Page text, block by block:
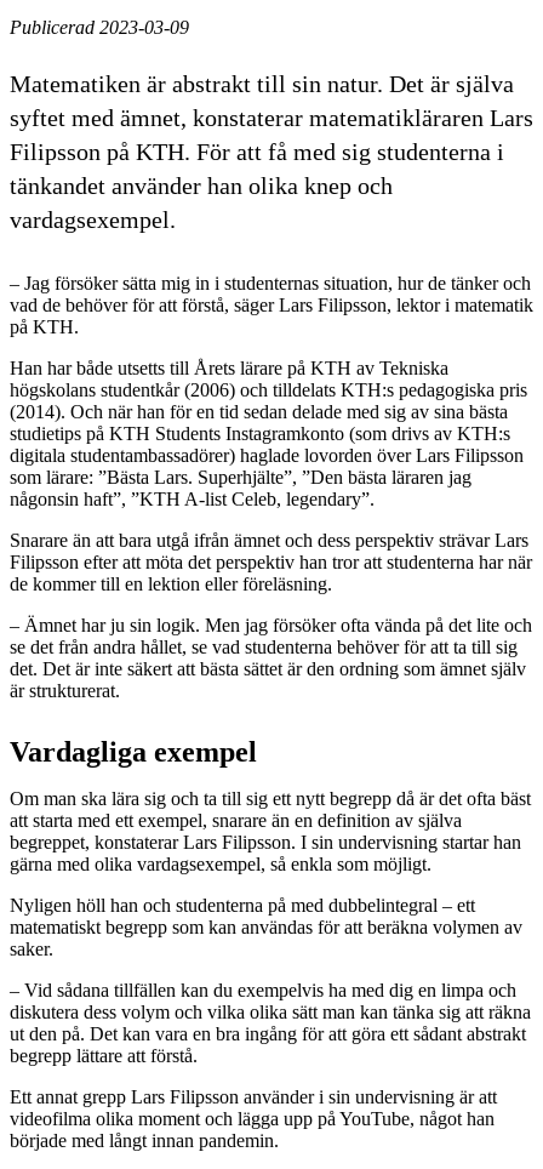
Publicerad 2023-03-09
Matematiken är abstrakt till sin natur. Det är själva
syftet med ämnet, konstaterar matematikläraren Lars
Filipsson på KTH. För att få med sig studenterna i
tänkandet använder han olika knep och
vardagsexempel.
– Jag försöker sätta mig in i studenternas situation, hur de tänker och
vad de behöver för att förstå, säger Lars Filipsson, lektor i matematik
på KTH.
Han har både utsetts till Årets lärare på KTH av Tekniska
högskolans studentkår (2006) och tilldelats KTH:s pedagogiska pris
(2014). Och när han för en tid sedan delade med sig av sina bästa
studietips på KTH Students Instagramkonto (som drivs av KTH:s
digitala studentambassadörer) haglade lovorden över Lars Filipsson
som lärare: ”Bästa Lars. Superhjälte”, ”Den bästa läraren jag
någonsin haft”, ”KTH A-list Celeb, legendary”.
Snarare än att bara utgå ifrån ämnet och dess perspektiv strävar Lars
Filipsson efter att möta det perspektiv han tror att studenterna har när
de kommer till en lektion eller föreläsning.
– Ämnet har ju sin logik. Men jag försöker ofta vända på det lite och
se det från andra hållet, se vad studenterna behöver för att ta till sig
det. Det är inte säkert att bästa sättet är den ordning som ämnet själv
är strukturerat.
Vardagliga exempel
Om man ska lära sig och ta till sig ett nytt begrepp då är det ofta bäst
att starta med ett exempel, snarare än en definition av själva
begreppet, konstaterar Lars Filipsson. I sin undervisning startar han
gärna med olika vardagsexempel, så enkla som möjligt.
Nyligen höll han och studenterna på med dubbelintegral – ett
matematiskt begrepp som kan användas för att beräkna volymen av
saker.
– Vid sådana tillfällen kan du exempelvis ha med dig en limpa och
diskutera dess volym och vilka olika sätt man kan tänka sig att räkna
ut den på. Det kan vara en bra ingång för att göra ett sådant abstrakt
begrepp lättare att förstå.
Ett annat grepp Lars Filipsson använder i sin undervisning är att
videofilma olika moment och lägga upp på YouTube, något han
började med långt innan pandemin.